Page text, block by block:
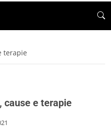
terapie
cause e terapie